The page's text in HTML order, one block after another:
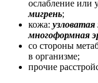
ослабление или
мигрень;
кожа:
многоформная
со стороны
в организме;
прочие